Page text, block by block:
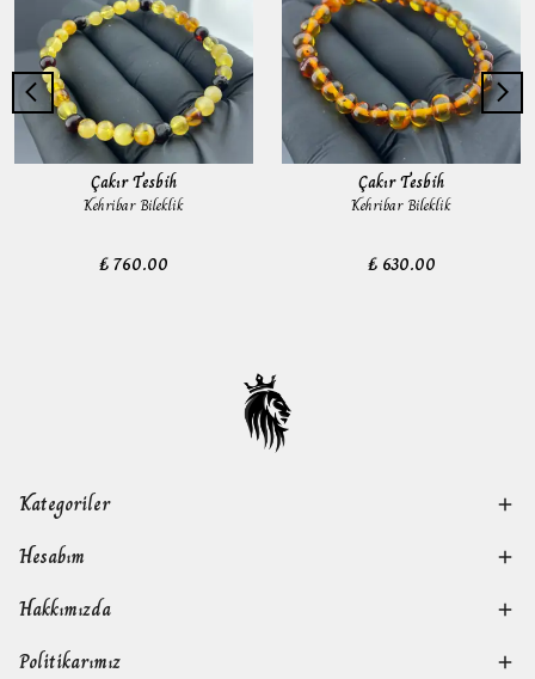
Çakır Tesbih
Kehribar Bileklik
₺ 760.00
Çakır Tesbih
Kehribar Bileklik
₺ 630.00
Kategoriler
Hesabım
Hakkımızda
Politikarımız